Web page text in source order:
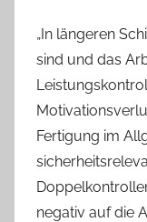
„In längeren
sind und das
Fertigung im
negativ auf die